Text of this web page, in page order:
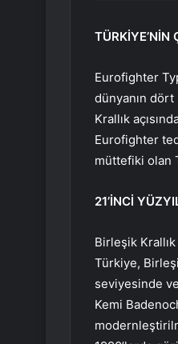
TÜRKİYE’NİN
Eurofighter
dünyanın
Krallık
Eurofighter
müttefiki olan
21’İNCİ
Birleşik
Türkiye,
seviyesinde
Kemi